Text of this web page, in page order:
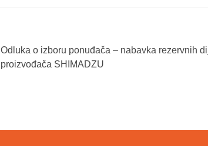
Odluka o izboru ponuđača – nabavka rezervnih
proizvođača SHIMADZU